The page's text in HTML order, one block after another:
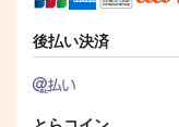
後払い決済